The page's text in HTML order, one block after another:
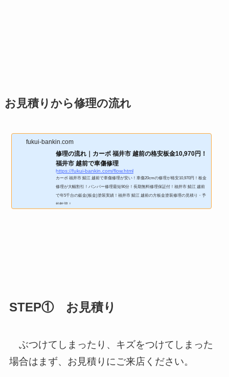
お見積りから修理の流れ
fukui-bankin.com
修理の流れ｜カーボ 福井市 越前の格安板金10,970円！
福井市 越前で車傷修理
https://fukui-bankin.com/flow.html
カーボ 福井市 鯖江 越前で車傷修理が安い！車傷20cmの修理が格安10,970円！板金
修理が大幅割引！バンパー修理最短90分！長期無料修理保証付！福井市 鯖江 越前
で年5千台の鈑金(板金)塗装実績！福井市 鯖江 越前の方板金塗装修理の見積り・予
約歓迎！
STEP① お見積り
ぶつけてしまったり、キズをつけてしまった
場合はまず、お見積りにご来店ください。